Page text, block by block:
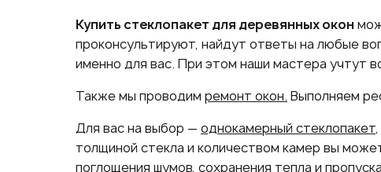
Купить стеклопакет для деревянных окон
проконсультируют, найдут ответы на любые
именно для вас. При этом наши мастера учтут
Также мы проводим ремонт окон. Выполняем
Для вас на выбор — однокамерный стеклопакет,
толщиной стекла и количеством камер вы
поглощения шумов, сохранения тепла и